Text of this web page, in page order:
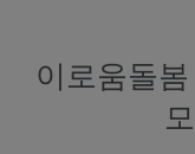
이로움돌